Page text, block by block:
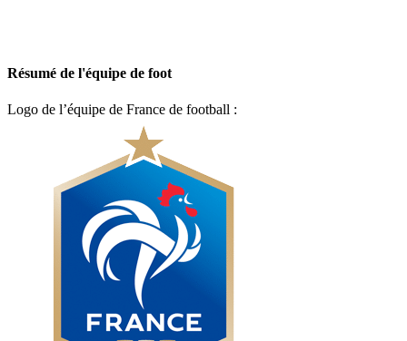
Résumé de l'équipe de foot
Logo de l’équipe de France de football :